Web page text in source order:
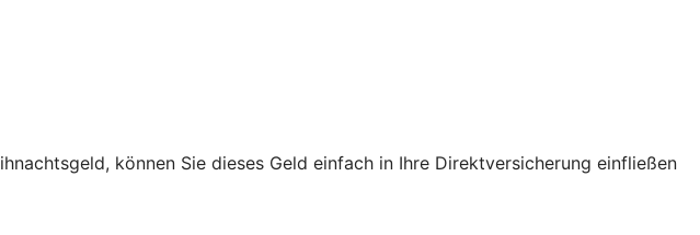
können Sie dieses Geld einfach in Ihre Direktversicherung einfließen